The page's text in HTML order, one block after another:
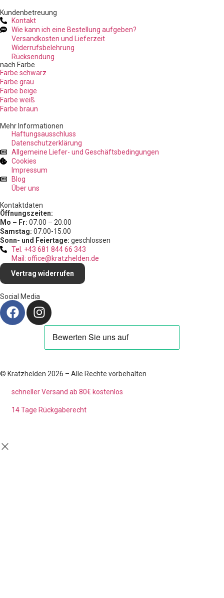
Kundenbetreuung
Kontakt
Wie kann ich eine Bestellung aufgeben?
Versandkosten und Lieferzeit
Widerrufsbelehrung
Rücksendung
nach Farbe
Farbe schwarz
Farbe grau
Farbe beige
Farbe weiß
Farbe braun
Mehr Informationen
Haftungsausschluss
Datenschutzerklärung
Allgemeine Liefer- und Geschäftsbedingungen
Cookies
Impressum
Blog
Über uns
Kontaktdaten
Öffnungszeiten:
Mo – Fr: 07:00 – 20:00
Samstag: 07:00-15:00
Sonn- und Feiertage: geschlossen
Tel. +43 681 844 66 343
Mail: office@kratzhelden.de
Vertrag widerrufen
Social Media
© Kratzhelden 2026 – Alle Rechte vorbehalten
schneller Versand ab 80€ kostenlos
14 Tage Rückgaberecht